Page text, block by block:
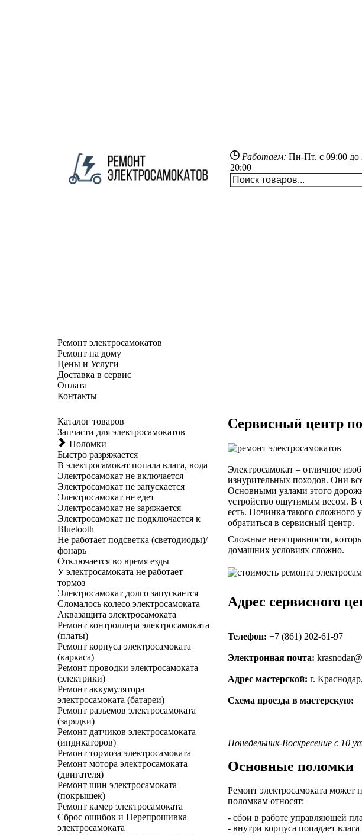
Работаем: Пн-Пт. с 09:00 до
20:00
Ремонт электросамокатов
Ремонт на дому
Цены и Услуги
Доставка в сервис
Оплата
Контакты
Каталог товаров
Запчасти для электросамокатов
Поломки
Быстро разряжается
В электросамокат попала влага, вода
Электросамокат не включается
Электросамокат не запускается
Электросамокат не едет
Электросамокат не заряжается
Электросамокат не подключается к
Bluetooth
Не работает подсветка (светодиоды)/
фонарь
Отключается во время езды
У электросамоката не работает
тормоз
Электросамокат долго запускается
Сломалось колесо электросамоката
Аквазащита электросамоката
Ремонт контроллера электросамоката
(платы)
Ремонт корпуса электросамоката
(каркаса)
Ремонт проводки электросамоката
(электрики)
Ремонт аккумулятора
электросамоката (батареи)
Ремонт разъемов электросамоката
(зарядки)
Ремонт датчиков электросамоката
(индикаторов)
Ремонт тормоза электросамоката
Ремонт мотора электросамоката
(двигателя)
Ремонт шин электросамоката
(покрышек)
Ремонт камер электросамоката
Сброс ошибок и Перепрошивка
электросамоката
Сервисный центр
Электросамокат – отличное
изнурительных походов. Они
Основными узлами этого
устройство ощутимым весом. В
есть. Починка такого сложного
обратиться в сервисный центр.
Сложные неисправности,
домашних условиях сложно.
Адрес сервисного
Телефон: +7 (861) 202-61-97
Электронная почта:
Адрес мастерской: г.
Схема проезда в мастерскую:
Понедельник-Воскресение с 10
Основные поломки
Ремонт электросамоката может
поломкам относят:
- сбои в работе управляющей
- внутри корпуса попадает влага